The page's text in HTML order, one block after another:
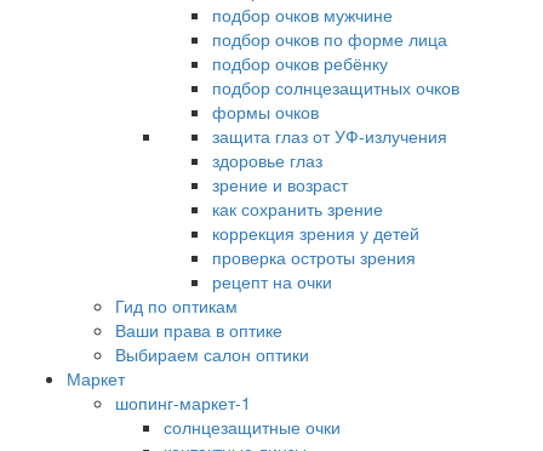
подбор очков мужчине
подбор очков по форме лица
подбор очков ребёнку
подбор солнцезащитных очков
формы очков
защита глаз от УФ-излучения
здоровье глаз
зрение и возраст
как сохранить зрение
коррекция зрения у детей
проверка остроты зрения
рецепт на очки
Гид по оптикам
Ваши права в оптике
Выбираем салон оптики
Маркет
шопинг-маркет-1
солнцезащитные очки